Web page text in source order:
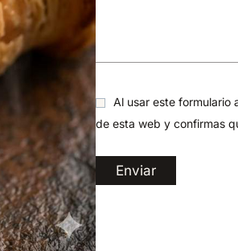
Al usar este formulario
de esta web y confirmas